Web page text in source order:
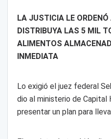
LA JUSTICIA LE ORDENÓ
DISTRIBUYA LAS 5 MIL
ALIMENTOS
INMEDIATA
Lo exigió el juez federal
dio al ministerio de Capital
presentar un plan para